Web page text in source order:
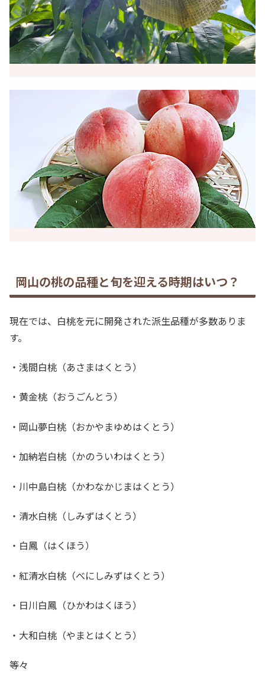
岡山の桃の品種と旬を迎える時期はいつ？
現在では、白桃を元に開発された派生品種が多数ありま
す。
・浅間白桃（あさまはくとう）
・黄金桃（おうごんとう）
・岡山夢白桃（おかやまゆめはくとう）
・加納岩白桃（かのういわはくとう）
・川中島白桃（かわなかじまはくとう）
・清水白桃（しみずはくとう）
・白鳳（はくほう）
・紅清水白桃（べにしみずはくとう）
・日川白鳳（ひかわはくほう）
・大和白桃（やまとはくとう）
等々